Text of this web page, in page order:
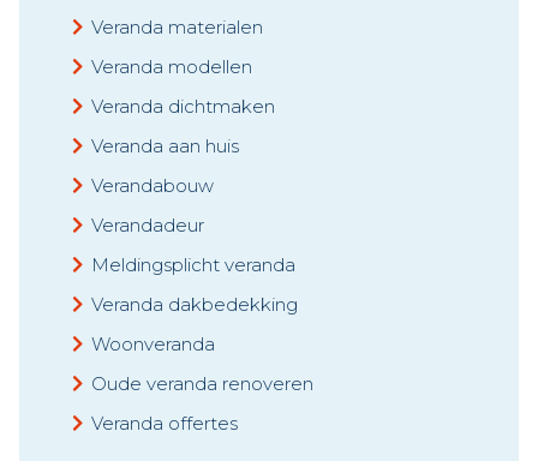
Veranda materialen
Veranda modellen
Veranda dichtmaken
Veranda aan huis
Verandabouw
Verandadeur
Meldingsplicht veranda
Veranda dakbedekking
Woonveranda
Oude veranda renoveren
Veranda offertes